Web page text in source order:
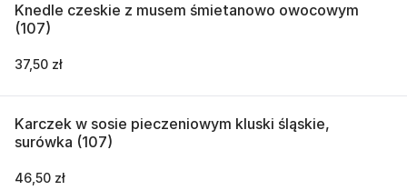
Knedle czeskie z musem śmietanowo owocowym
(107)
37,50 zł
Karczek w sosie pieczeniowym kluski śląskie,
surówka (107)
46,50 zł